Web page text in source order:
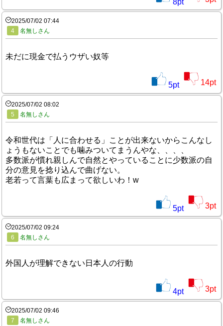
8pt
2025/07/02 07:44
4
名無しさん
未だに現金で払うウザい奴等
5pt 14pt
2025/07/02 08:02
5
名無しさん
令和世代は「人に合わせる」ことが出来ないからこんなし
ょうもないことでも噛みついてまうんやな、、、、
多数派が慣れ親しんで自然とやっていることに少数派の自
分の意見を捻り込んで曲げない。
老若って言葉も広まって欲しいわ！w
5pt 3pt
2025/07/02 09:24
6
名無しさん
外国人が理解できない日本人の行動
4pt 3pt
2025/07/02 09:46
7
名無しさん